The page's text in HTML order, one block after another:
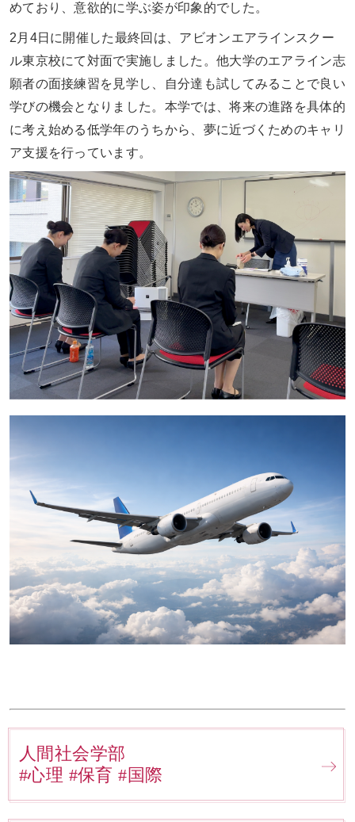
めており、意欲的に学ぶ姿が印象的でした。
2月4日に開催した最終回は、アビオンエアラインスクー
ル東京校にて対面で実施しました。他大学のエアライン志
願者の面接練習を見学し、自分達も試してみることで良い
学びの機会となりました。本学では、将来の進路を具体的
に考え始める低学年のうちから、夢に近づくためのキャリ
ア支援を行っています。
人間社会学部
#心理 #保育 #国際